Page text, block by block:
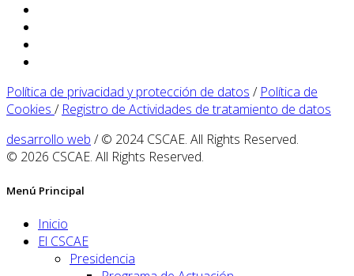
Política de privacidad y protección de datos / Política de
Cookies / Registro de Actividades de tratamiento de datos
desarrollo web / © 2024 CSCAE. All Rights Reserved.
© 2026 CSCAE. All Rights Reserved.
Menú Principal
Inicio
El CSCAE
Presidencia